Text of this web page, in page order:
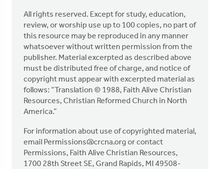
All rights reserved. Except for study, education,
review, or worship use up to 100 copies, no part of
this resource may be reproduced in any manner
whatsoever without written permission from the
publisher. Material excerpted as described above
must be distributed free of charge, and notice of
copyright must appear with excerpted material as
follows: “Translation © 1988, Faith Alive Christian
Resources, Christian Reformed Church in North
America.”
For information about use of copyrighted material,
email Permissions@crcna.org or contact
Permissions, Faith Alive Christian Resources,
1700 28th Street SE, Grand Rapids, MI 49508-